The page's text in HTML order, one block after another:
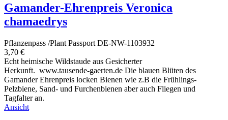
Gamander-Ehrenpreis Veronica
chamaedrys
Pflanzenpass /Plant Passport DE-NW-1103932
3,70 €
Echt heimische Wildstaude aus Gesicherter
Herkunft. www.tausende-gaerten.de Die blauen Blüten des
Gamander Ehrenpreis locken Bienen wie z.B die Frühlings-
Pelzbiene, Sand- und Furchenbienen aber auch Fliegen und
Tagfalter an.
Ansicht